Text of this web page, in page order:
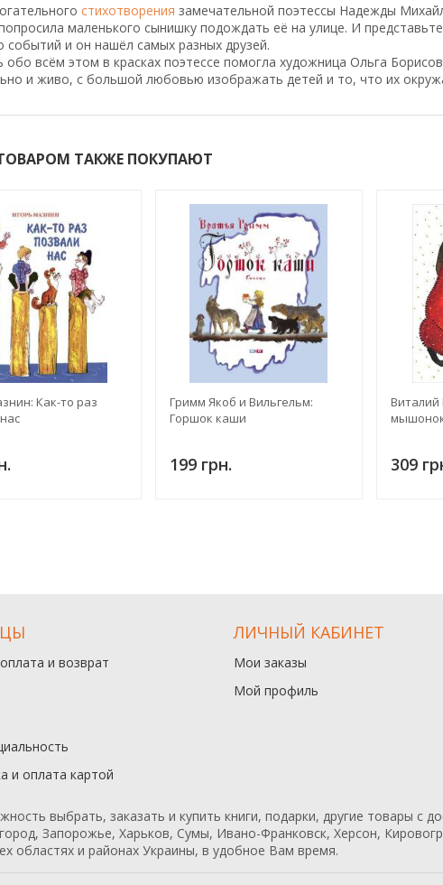
стихотворения замечательной поэтессы Надежды
маленького сынишку подождать её на улице. И
событий и он нашёл самых разных друзей.
обо всём этом в красках поэтессе помогла художница Ольга
и живо, с большой любовью изображать детей и то, что их
ТАКЖЕ ПОКУПАЮТ
Как-то раз
Гримм Якоб и Вильгельм:
Горшок каши
199 грн.
Виталий
309
и возврат
и оплата картой
ЛИЧНЫЙ КАБИНЕТ
Мои заказы
Мой профиль
выбрать, заказать и купить книги, подарки, другие товары с
Запорожье, Харьков, Сумы, Ивано-Франковск, Херсон,
областях и районах Украины, в удобное Вам время.